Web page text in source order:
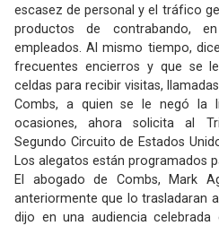
escasez de personal y el tráfico
productos de contrabando,
empleados. Al mismo tiempo,
frecuentes encierros y que se
celdas para recibir visitas,
Combs, a quien se le negó la
ocasiones, ahora solicita al
Segundo Circuito de Estados
Los alegatos están programados
El abogado de Combs, Mark
anteriormente que lo trasladaran
dijo en una audiencia